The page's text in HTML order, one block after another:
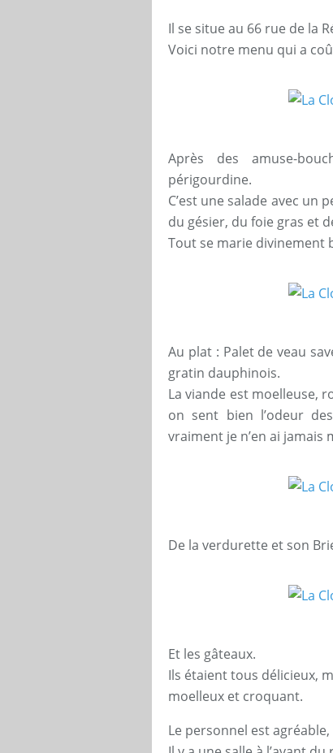
Il se situe au 66 rue de la
Voici notre menu qui a
Après des amuse-
périgourdine.
C’est une salade avec
du gésier, du foie gras et
Tout se marie divinement
Au plat : Palet de veau
gratin dauphinois.
La viande est moelleuse,
on sent bien l’odeur
vraiment je n’en ai jamais
De la verdurette et son
Et les gâteaux.
Ils étaient tous délicieux,
moelleux et croquant.
Le personnel est